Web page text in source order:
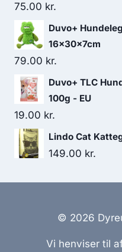
61.25 kr..
75.00 kr.
Duvo+
16x30x7cm
79.00 kr.
Duvo+ TLC
100g - EU
19.00 kr.
Lindo Cat
149.00 kr.
© 2026
Vi henviser til